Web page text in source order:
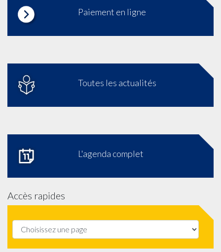
Paiement en ligne
Toutes les actualités
L'agenda complet
Accès rapides